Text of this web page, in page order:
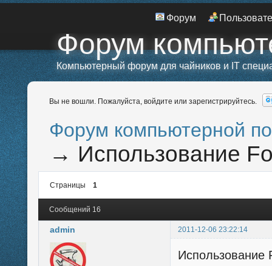
Форум
Форум
Компьютерный форум для чайников и IT
Вы не вошли. Пожалуйста, войдите или зарегистрируйтесь.
Форум компьютерной
→ Использование
Страницы 1
Сообщений 16
admin 2011-12-06 23:22:14
Использование